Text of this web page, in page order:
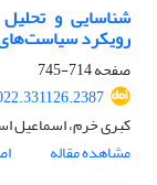
شناسایی و
رویکرد
صفحه714-745
کبری خرم، اسماعیل
مشاهده مقاله